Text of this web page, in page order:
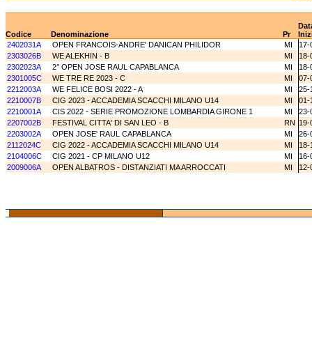
Codice
Denominazione Pr
2402031A
OPEN FRANCOIS-ANDRE' DANICAN PHILIDOR MI
17-
2303026B
WE ALEKHIN - B MI
18-
2302023A
2° OPEN JOSE RAUL CAPABLANCA MI
18-
2301005C
WE TRE RE 2023 - C MI
07-
2212003A
WE FELICE BOSI 2022 - A MI
25-
2210007B
CIG 2023 - ACCADEMIA SCACCHI MILANO U14 MI
01-
2210001A
CIS 2022 - SERIE PROMOZIONE LOMBARDIA GIRONE 1 MI
23-
2207002B
FESTIVAL CITTA' DI SAN LEO - B RN 19-
2203002A
OPEN JOSE' RAUL CAPABLANCA MI
26-
2112024C
CIG 2022 - ACCADEMIA SCACCHI MILANO U14 MI
18-
2104006C
CIG 2021 - CP MILANO U12 MI
16-
2009006A
OPEN ALBATROS - DISTANZIATI MA ARROCCATI MI 12-